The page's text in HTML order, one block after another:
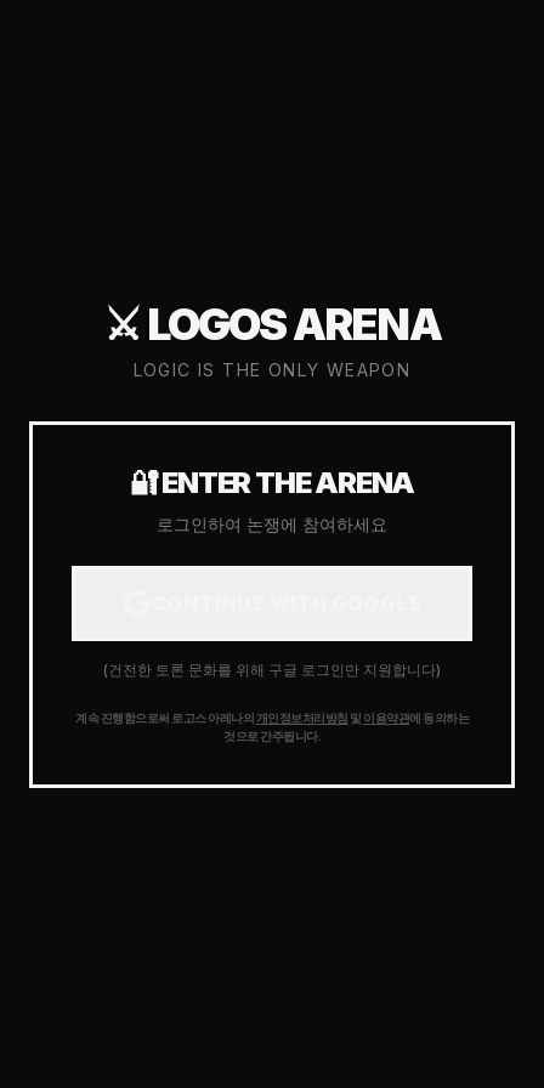
⚔️ LOGOS ARENA
LOGIC IS THE ONLY WEAPON
🔐 ENTER THE ARENA
로그인하여 논쟁에 참여하세요
(건전한 토론 문화를 위해 구글 로그인만 지원합니다)
계속 진행함으로써 로고스 아레나의 개인정보처리방침 및 이용약관에 동의하는
것으로 간주됩니다.